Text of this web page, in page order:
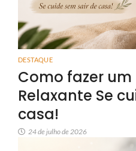
DESTAQUE
Como fazer um
Relaxante Se
casa!
24 de julho de 2026